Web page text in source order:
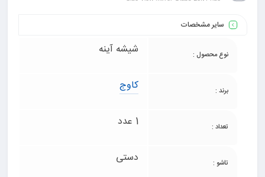
سایر مشخصات
نوع محصول : شیشه آینه
برند : کاوج
تعداد : 1 عدد
تاشو : دستی